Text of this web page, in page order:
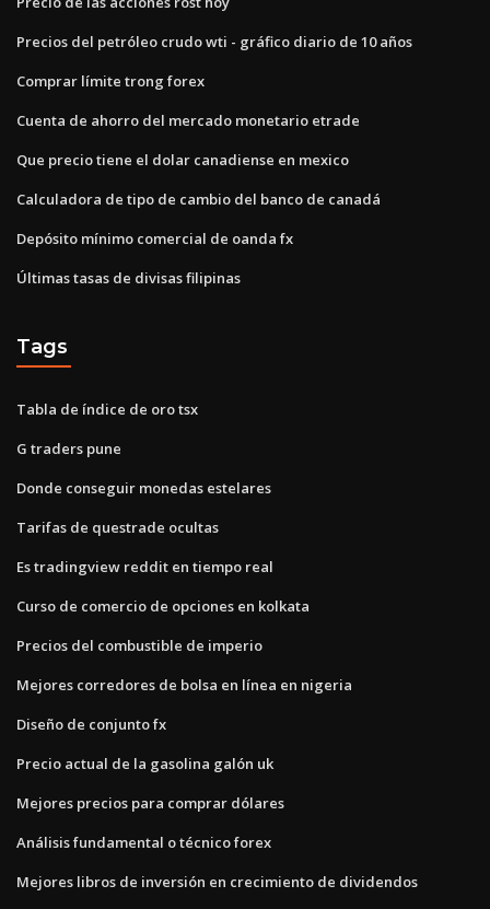
Precios del petróleo crudo wti - gráfico diario de 10 años
Comprar límite trong forex
Cuenta de ahorro del mercado monetario etrade
Que precio tiene el dolar canadiense en mexico
Calculadora de tipo de cambio del banco de canadá
Depósito mínimo comercial de oanda fx
Últimas tasas de divisas filipinas
Tags
Tabla de índice de oro tsx
G traders pune
Donde conseguir monedas estelares
Tarifas de questrade ocultas
Es tradingview reddit en tiempo real
Curso de comercio de opciones en kolkata
Precios del combustible de imperio
Mejores corredores de bolsa en línea en nigeria
Diseño de conjunto fx
Precio actual de la gasolina galón uk
Mejores precios para comprar dólares
Análisis fundamental o técnico forex
Mejores libros de inversión en crecimiento de dividendos